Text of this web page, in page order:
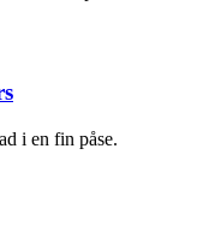
i en fin påse.